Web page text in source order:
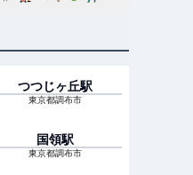
つつじヶ丘駅
東京都調布市
国領駅
東京都調布市